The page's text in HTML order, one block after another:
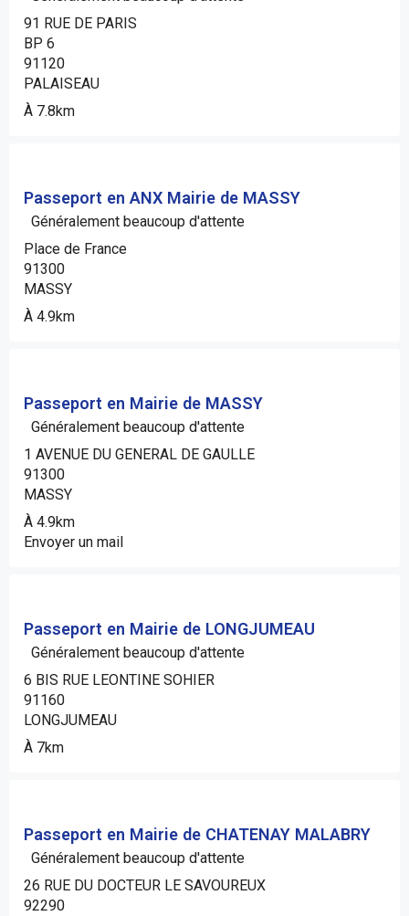
91 RUE DE PARIS
BP 6
91120
PALAISEAU
À 7.8km
Passeport en ANX Mairie de MASSY
Généralement beaucoup d'attente
Place de France
91300
MASSY
À 4.9km
Passeport en Mairie de MASSY
Généralement beaucoup d'attente
1 AVENUE DU GENERAL DE GAULLE
91300
MASSY
À 4.9km
Envoyer un mail
Passeport en Mairie de LONGJUMEAU
Généralement beaucoup d'attente
6 BIS RUE LEONTINE SOHIER
91160
LONGJUMEAU
À 7km
Passeport en Mairie de CHATENAY MALABRY
Généralement beaucoup d'attente
26 RUE DU DOCTEUR LE SAVOUREUX
92290